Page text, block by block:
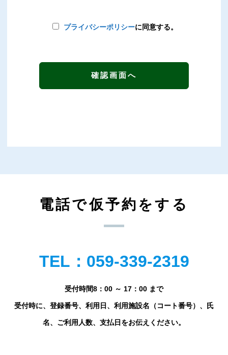
プライバシーポリシーに同意する。
電話で仮予約をする
TEL：059-339-2319
受付時間8：00 ～ 17：00 まで
受付時に、登録番号、利用日、利用施設名（コート番号）、氏
名、ご利用人数、支払日をお伝えください。